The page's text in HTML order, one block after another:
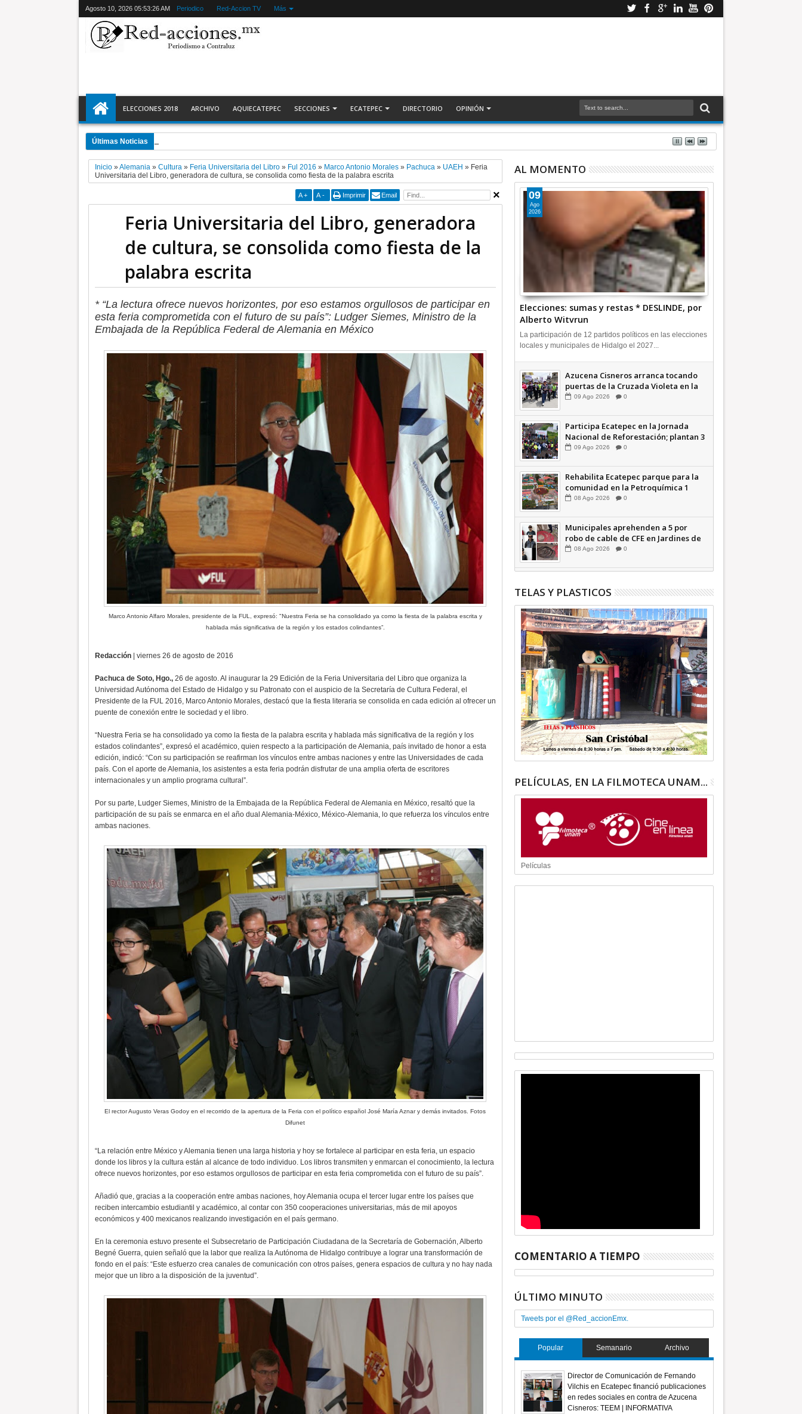
Agosto 10, 2026 05:53:27 AM Periodico Red-Accion TV Más
ELECCIONES 2018 ARCHIVO AQUIECATEPEC SECCIONES ECATEPEC DIRECTORIO OPINIÓN
Últimas Noticias
Inicio»Alemania» Cultura» Feria Universitaria del Libro» Ful 2016 » Marco Antonio Morales» Pachuca» UAEH » Feria
Universitaria del Libro, generadora de cultura, se consolida como fiesta de la palabra escrita
A + A - Imprimir Email
Feria Universitaria del Libro, generadora
de cultura, se consolida como fiesta de la
palabra escrita
* “La lectura ofrece nuevos horizontes, por eso estamos orgullosos de participar en
esta feria comprometida con el futuro de su país”: Ludger Siemes, Ministro de la
Embajada de la República Federal de Alemania en México
Marco Antonio Alfaro Morales, presidente de la FUL, expresó: "Nuestra Feria se ha consolidado ya como la fiesta de la palabra escrita y
hablada más significativa de la región y los estados colindantes”.
Redacción| viernes 26 de agosto de 2016
Pachuca de Soto, Hgo., 26 de agosto. Al inaugurar la 29 Edición de la Feria Universitaria del Libro que organiza la
Universidad Autónoma del Estado de Hidalgo y su Patronato con el auspicio de la Secretaría de Cultura Federal, el
Presidente de la FUL 2016, Marco Antonio Morales, destacó que la fiesta literaria se consolida en cada edición al ofrecer un
puente de conexión entre le sociedad y el libro.
“Nuestra Feria se ha consolidado ya como la fiesta de la palabra escrita y hablada más significativa de la región y los
estados colindantes”, expresó el académico, quien respecto a la participación de Alemania, país invitado de honor a esta
edición, indicó: “Con su participación se reafirman los vínculos entre ambas naciones y entre las Universidades de cada
país. Con el aporte de Alemania, los asistentes a esta feria podrán disfrutar de una amplia oferta de escritores
internacionales y un amplio programa cultural”.
Por su parte, Ludger Siemes, Ministro de la Embajada de la República Federal de Alemania en México, resaltó que la
participación de su país se enmarca en el año dual Alemania-México, México-Alemania, lo que refuerza los vínculos entre
ambas naciones.
El rector Augusto Veras Godoy en el recorrido de la apertura de la Feria con el político español José María Aznar y demás invitados. Fotos
Difunet
“La relación entre México y Alemania tienen una larga historia y hoy se fortalece al participar en esta feria, un espacio
donde los libros y la cultura están al alcance de todo individuo. Los libros transmiten y enmarcan el conocimiento, la lectura
ofrece nuevos horizontes, por eso estamos orgullosos de participar en esta feria comprometida con el futuro de su país”.
Añadió que, gracias a la cooperación entre ambas naciones, hoy Alemania ocupa el tercer lugar entre los países que
reciben intercambio estudiantil y académico, al contar con 350 cooperaciones universitarias, más de mil apoyos
económicos y 400 mexicanos realizando investigación en el país germano.
En la ceremonia estuvo presente el Subsecretario de Participación Ciudadana de la Secretaría de Gobernación, Alberto
Begné Guerra, quien señaló que la labor que realiza la Autónoma de Hidalgo contribuye a lograr una transformación de
fondo en el país: “Este esfuerzo crea canales de comunicación con otros países, genera espacios de cultura y no hay nada
mejor que un libro a la disposición de la juventud”.
AL MOMENTO
Elecciones: sumas y restas * DESLINDE, por
Alberto Witvrun
09
Ago
2026
La participación de 12 partidos políticos en las elecciones
locales y municipales de Hidalgo el 2027...
Azucena Cisneros arranca tocando
puertas de la Cruzada Violeta en la
Colosio +Video | INFORMA
09 Ago 2026 0
Participa Ecatepec en la Jornada
Nacional de Reforestación; plantan 3
mil árboles + Video | INFORMA
09 Ago 2026 0
Rehabilita Ecatepec parque para la
comunidad en la Petroquímica 1
+Video | INFORMA
08 Ago 2026 0
Municipales aprehenden a 5 por
robo de cable de CFE en Jardines de
Casa Nueva +Video | INFORMA
08 Ago 2026 0
TELAS Y PLASTICOS
PELÍCULAS, EN LA FILMOTECA UNAM...
Películas
COMENTARIO A TIEMPO
ÚLTIMO MINUTO
Tweets por el @Red_accionEmx.
Popular Semanario Archivo
Director de Comunicación de Fernando
Vilchis en Ecatepec financió publicaciones
en redes sociales en contra de Azucena
Cisneros: TEEM | INFORMATIVA